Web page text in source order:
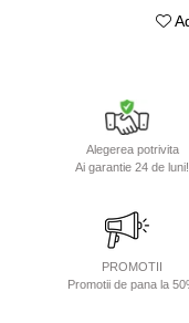
Alegerea potrivita
Ai garantie 24 de luni!
PROMOTII
Promotii de pana la